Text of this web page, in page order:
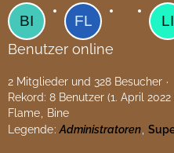
Benutzer online
2 Mitglieder und 328 Besucher
Rekord: 8 Benutzer (1. April
Flame
Bine
Legende Administratoren